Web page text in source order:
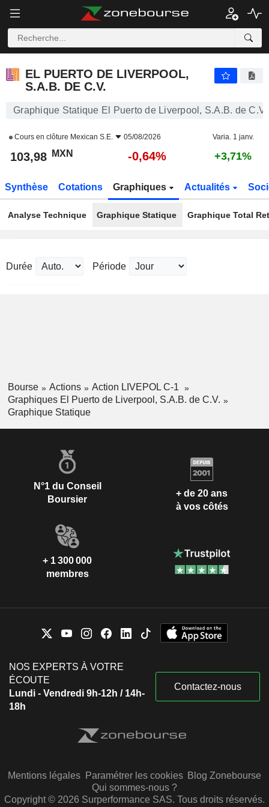
EL PUERTO DE LIVERPOOL,
S.A.B. DE C.V.
Graphique Statique El Puerto de Liverpool, S.A.B. de C.V.
Cours en clôture Mexican S.E. 05/08/2026 Varia. 1 janv.
103,98 MXN -0,64% +3,71%
Synthèse Cotations Graphiques Actualités
Analyse Technique Graphique Statique Graphique Total
Durée Période
Bourse Actions
Action LIVEPOL C-1
Graphiques El Puerto de Liverpool, S.A.B. de C.V.
Graphique Statique
N°1 du Conseil
Boursier
+ de 20 ans
à vos côtés
+ 1 300 000
membres
NOS EXPERTS À VOTRE
ÉCOUTE
Lundi - Vendredi 9h-12h / 14h-
18h
Contactez-nous
Mentions légales Paramétrer les cookies Blog Zonebourse
Qui sommes-nous ?
Copyright © 2026 Surperformance SAS. Tous droits réservés.